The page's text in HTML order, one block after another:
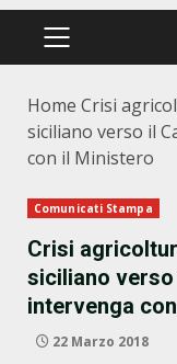
PRIMÄRES
Home Crisi
siciliano verso il
con il Ministero
Comunicati Stampa
Crisi
siciliano verso
intervenga
22 Marzo 2018